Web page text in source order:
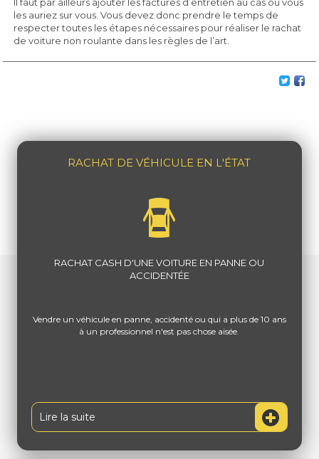
les auriez sur vous. Vous devez donc prendre le temps de
respecter toutes les étapes nécessaires pour réaliser le rachat
de voiture non roulante dans les règles de l’art.
RACHAT DE VÉHICULE EN L'ÉTAT
RACHAT CASH D'UNE VOITURE EN PANNE OU
ACCIDENTÉE
Vendre un véhicule en panne, accidenté ou qui a plus de 10 ans
à un professionnel n'est pas chose aisée.
Lire la suite